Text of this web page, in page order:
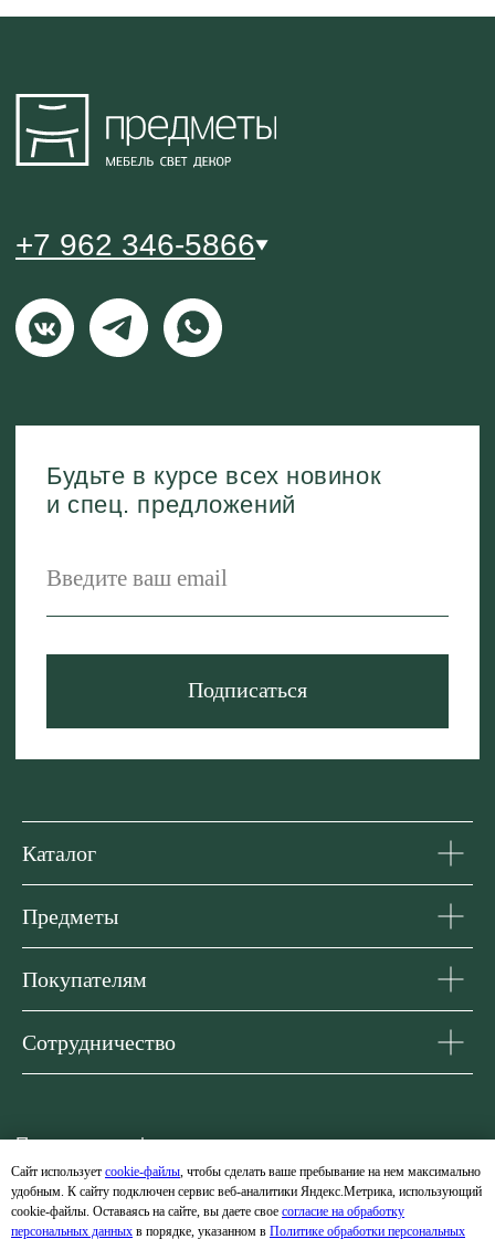
Каталог
Предметы
Покупателям
Сотрудничество
Сайт использует cookie-файлы, чтобы сделать ваше пребывание на нем максимально
удобным. К cайту подключен сервис веб-аналитики Яндекс.Метрика, использующий
cookie-файлы. Оставаясь на сайте, вы даете свое согласие на обработку
персональных данных в порядке, указанном в Политике обработки персональных